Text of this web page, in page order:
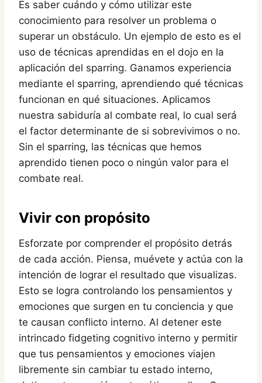
Es saber cuándo y cómo utilizar este
conocimiento para resolver un problema o
superar un obstáculo. Un ejemplo de esto es el
uso de técnicas aprendidas en el dojo en la
aplicación del sparring. Ganamos experiencia
mediante el sparring, aprendiendo qué técnicas
funcionan en qué situaciones. Aplicamos
nuestra sabiduría al combate real, lo cual será
el factor determinante de si sobrevivimos o no.
Sin el sparring, las técnicas que hemos
aprendido tienen poco o ningún valor para el
combate real.
Vivir con propósito
Esforzate por comprender el propósito detrás
de cada acción. Piensa, muévete y actúa con la
intención de lograr el resultado que visualizas.
Esto se logra controlando los pensamientos y
emociones que surgen en tu conciencia y que
te causan conflicto interno. Al detener este
intrincado fidgeting cognitivo interno y permitir
que tus pensamientos y emociones viajen
libremente sin cambiar tu estado interno,